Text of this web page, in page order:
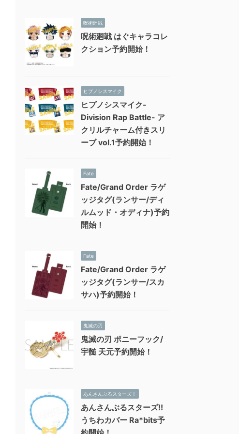
呪術廻戦
呪術廻戦 はぐキャラコレ
クション予約開始！
ヒプノシスマイク
ヒプノシスマイク-
Division Rap Battle- ア
クリルチャーム付きスリ
ーブ vol.1予約開始！
Fate
Fate/Grand Order ラゲ
ッジタグ(ランサー/ディ
ルムッド・オディナ)予約
開始！
Fate
Fate/Grand Order ラゲ
ッジタグ(ランサー/スカ
サハ)予約開始！
鬼滅の刃
鬼滅の刃 ポニーフック/
宇髄 天元予約開始！
あんさんぶるスターズ！
あんさんぶるスターズ!!
うちわカバー Ra*bits予